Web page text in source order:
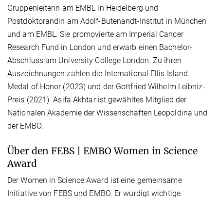
Gruppenleiterin am EMBL in Heidelberg und
Postdoktorandin am Adolf-Butenandt-Institut in München
und am EMBL. Sie promovierte am Imperial Cancer
Research Fund in London und erwarb einen Bachelor-
Abschluss am University College London. Zu ihren
Auszeichnungen zählen die International Ellis Island
Medal of Honor (2023) und der Gottfried Wilhelm Leibniz-
Preis (2021). Asifa Akhtar ist gewähltes Mitglied der
Nationalen Akademie der Wissenschaften Leopoldina und
der EMBO.
Über den FEBS | EMBO Women in Science
Award
Der Women in Science Award ist eine gemeinsame
Initiative von FEBS und EMBO. Er würdigt wichtige